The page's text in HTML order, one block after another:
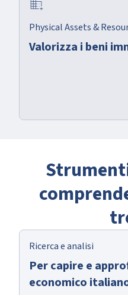
domain_add
Physical Assets &
Valorizza i beni
Ricerca e analisi
Per capire e
economico